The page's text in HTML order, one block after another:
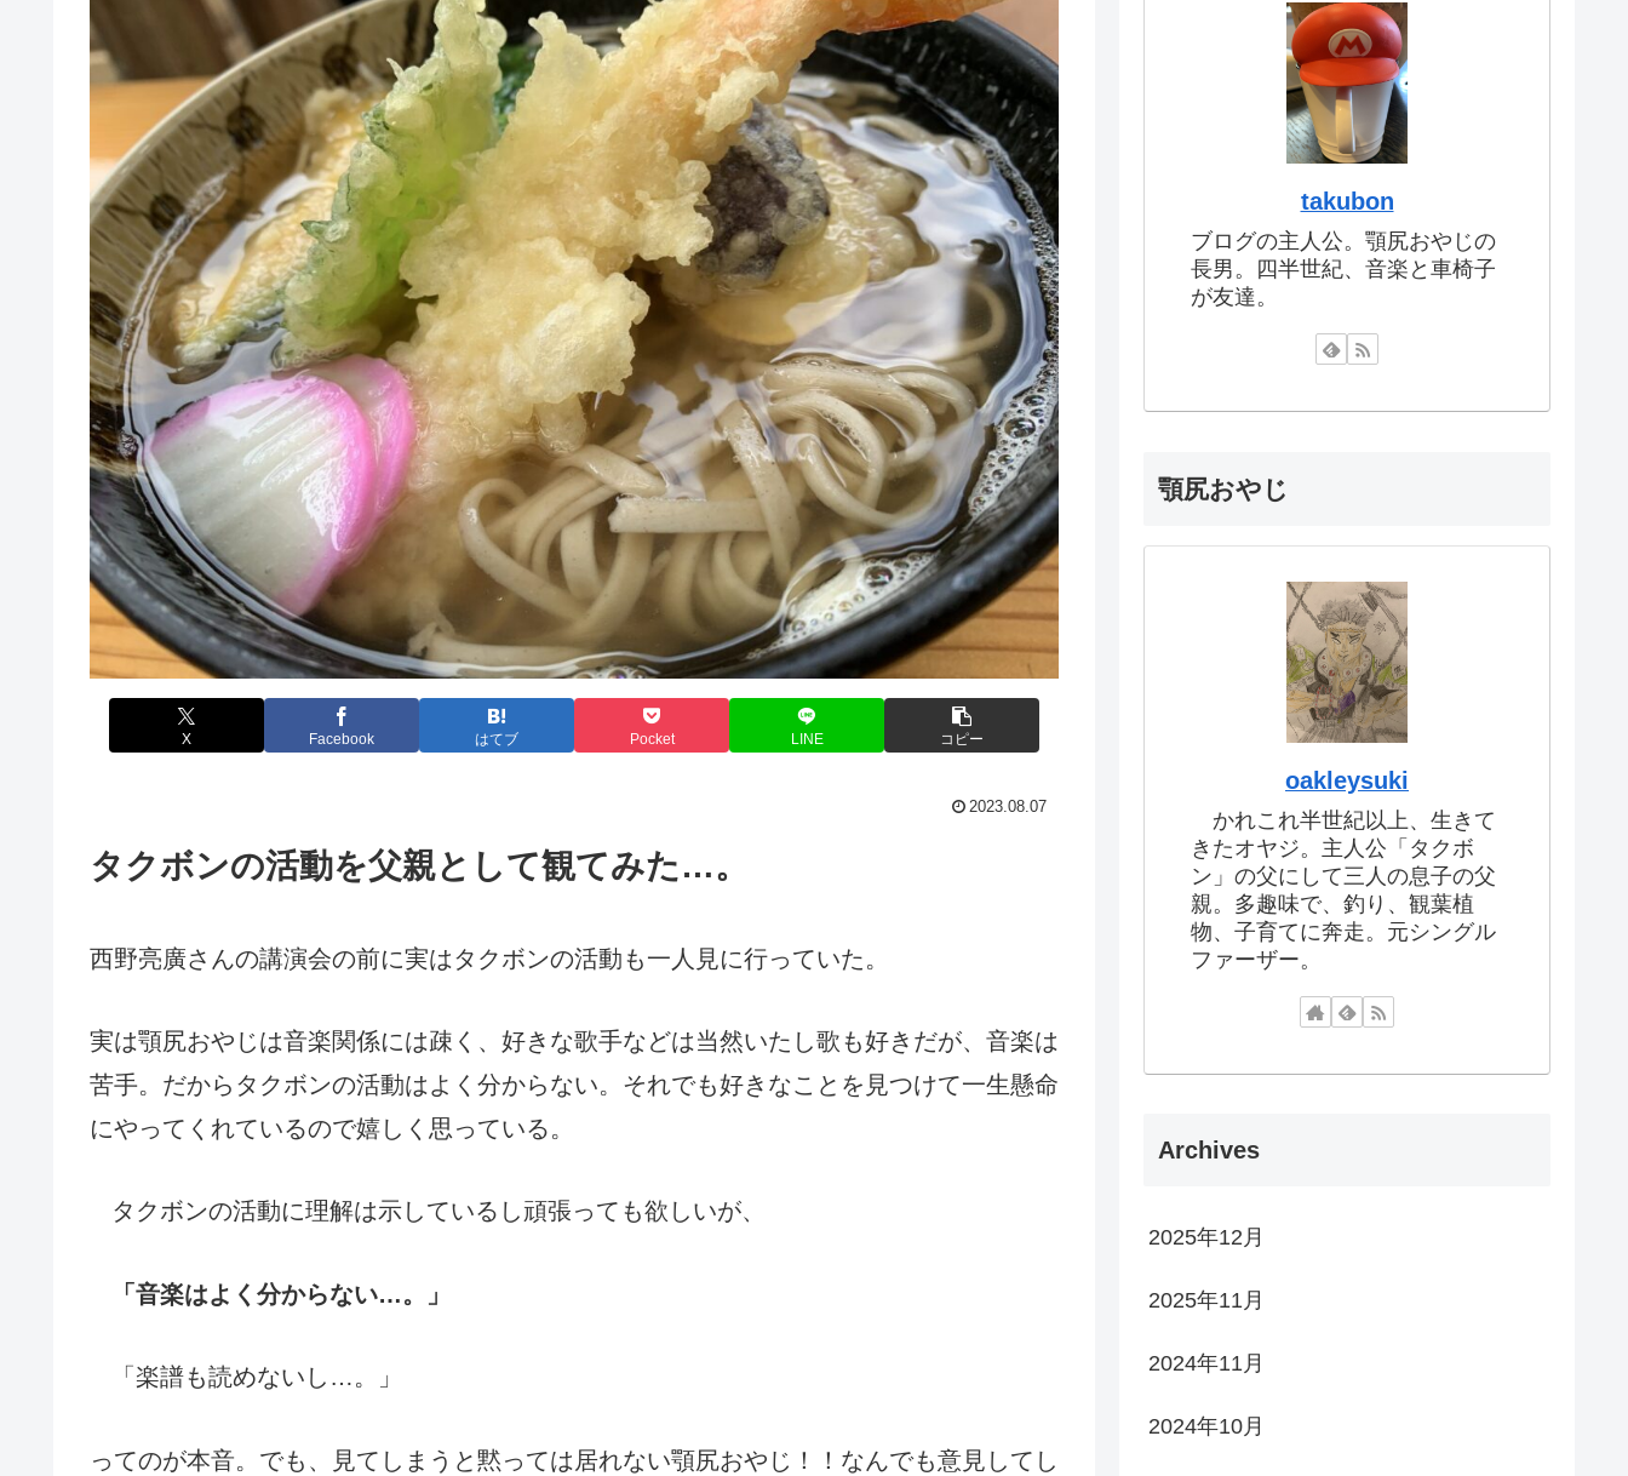
X Facebook はてブ Pocket LINE コピー
2023.08.07
タクボンの活動を父親として観てみた…。
西野亮廣さんの講演会の前に実はタクボンの活動も一人 見に行っていた。
実は顎尻おやじは音楽関係には疎く、好きな歌手などは当然いたし歌も好きだが、音楽は
苦手。だからタクボンの活動はよく分からない。それでも好きなことを見つけて一生懸命
にやってくれているので嬉しく思っている。
タクボンの活動に理解は示しているし頑張っても欲しいが、
「音楽はよく分からない…。」
「楽譜も読めないし…。」
ってのが本音。でも、見てしまうと黙っては居れない顎尻おやじ！！なんでも意見してし
takubon
ブログの主人公。顎尻おやじの
長男。四半世紀、音楽と車椅子
が友達。
顎尻おやじ
oakleysuki
かれこれ半世紀以上、生きて
きたオヤジ。主人公「タクボ
ン」の父にして三人の息子の父
親。多趣味で、釣り、観葉植
物、子育てに奔走。元シングル
ファーザー。
Archives
2025年12月
2025年11月
2024年11月
2024年10月